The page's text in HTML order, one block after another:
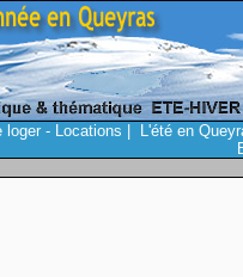
loger - Locations
L'été en